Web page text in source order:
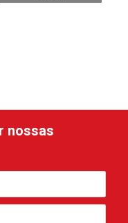
nossas